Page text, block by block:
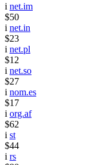
i net.im
$50
i net.in
$23
i net.pl
$12
i net.so
$27
i nom.es
$17
i org.af
$62
i st
$44
i rs